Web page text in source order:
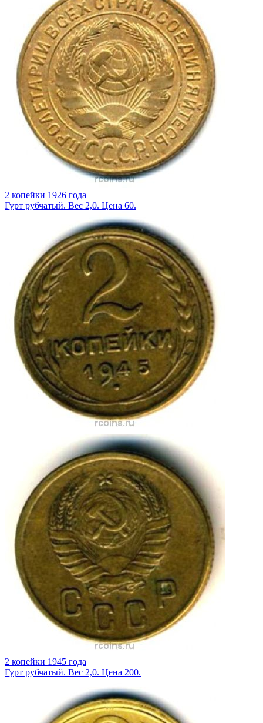
2 копейки 1926 года
Гурт рубчатый. Вес 2,0. Цена 60.
2 копейки 1945 года
Гурт рубчатый. Вес 2,0. Цена 200.